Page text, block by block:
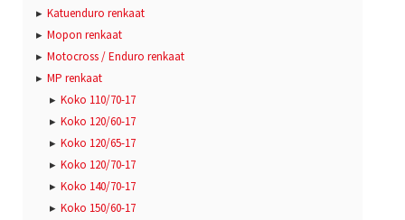
Katuenduro renkaat
Mopon renkaat
Motocross / Enduro renkaat
MP renkaat
Koko 110/70-17
Koko 120/60-17
Koko 120/65-17
Koko 120/70-17
Koko 140/70-17
Koko 150/60-17